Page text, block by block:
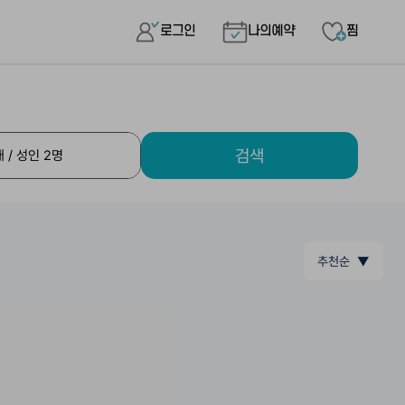
로그인 나의예약 찜
검색
추천순 ▼